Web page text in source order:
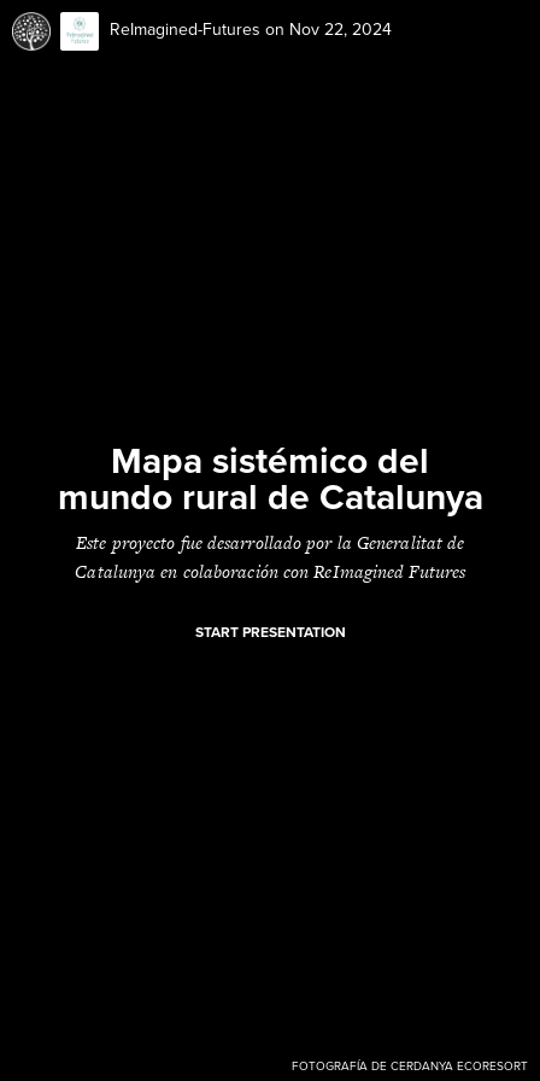
ReImagined-Futures on Nov 22, 2024
Mapa sistémico del
mundo rural de Catalunya
Este proyecto fue desarrollado por la Generalitat de
Catalunya en colaboración con ReImagined Futures
START PRESENTATION
FOTOGRAFÍA DE CERDANYA ECORESORT